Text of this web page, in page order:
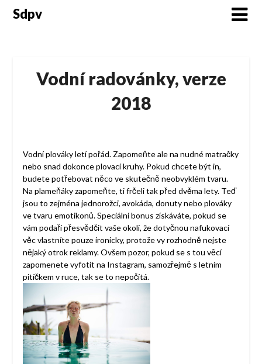
SkipSdpv
Vodní radovánky, verze
2018
Vodní plováky letí pořád. Zapomeňte ale na nudné matračky
nebo snad dokonce plovací kruhy. Pokud chcete být in,
budete potřebovat něco ve skutečně neobvyklém tvaru.
Na plameňáky zapomeňte, ti frčeli tak před dvěma lety. Teď
jsou to zejména jednorožci, avokáda, donuty nebo plováky
ve tvaru emotikonů. Speciální bonus získáváte, pokud se
vám podaří přesvědčit vaše okolí, že dotyčnou nafukovací
věc vlastníte pouze ironicky, protože vy rozhodně nejste
nějaký otrok reklamy. Ovšem pozor, pokud se s tou věcí
zapomenete vyfotit na Instagram, samozřejmě s letním
pitíčkem v ruce, tak se to nepočítá.